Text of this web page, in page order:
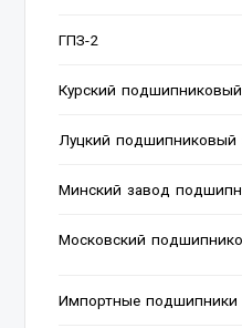
ГПЗ-2
Курский
Луцкий подшипниковый
Минский завод
Московский
Импортные подшипники